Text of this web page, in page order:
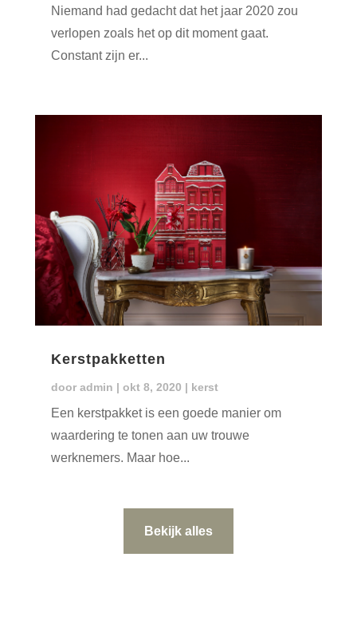
Niemand had gedacht dat het jaar 2020 zou
verlopen zoals het op dit moment gaat.
Constant zijn er...
Kerstpakketten
door admin | okt 8, 2020 | kerst
Een kerstpakket is een goede manier om
waardering te tonen aan uw trouwe
werknemers. Maar hoe...
Bekijk alles